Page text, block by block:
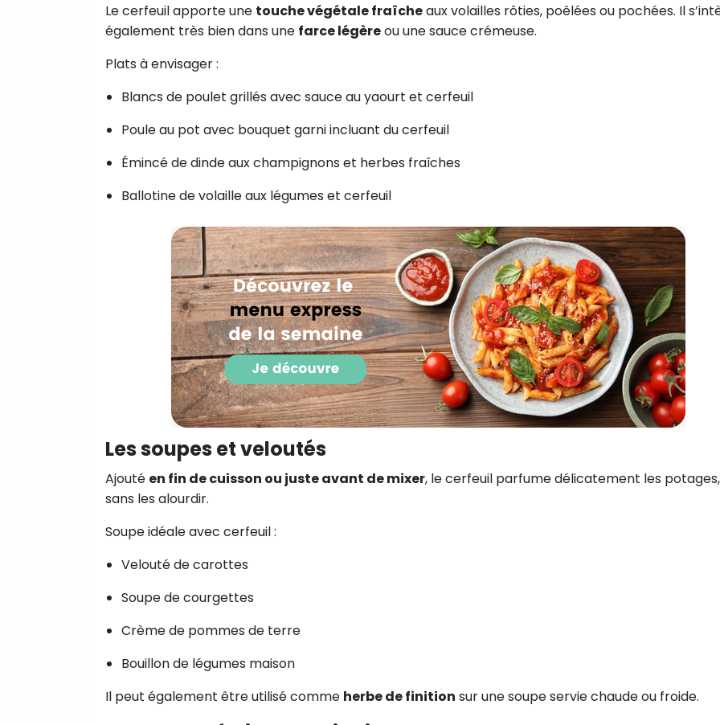
Le cerfeuil apporte une touche végétale fraîcheaux volailles rôties, poêlées ou pochées. Il
également très bien dans une farce légèreou une sauce crémeuse.
Plats à envisager :
Blancs de poulet grillés avec sauce au yaourt et cerfeuil
Poule au pot avec bouquet garni incluant du cerfeuil
Émincé de dinde aux champignons et herbes fraîches
Ballotine de volaille aux légumes et cerfeuil
Les soupes et veloutés
Ajouté en fin de cuisson ou juste avant de mixer, le cerfeuil parfume délicatement les potages,
sans les alourdir.
Soupe idéale avec cerfeuil :
Velouté de carottes
Soupe de courgettes
Crème de pommes de terre
Bouillon de légumes maison
Il peut également être utilisé comme herbe de finition sur une soupe servie chaude ou froide.